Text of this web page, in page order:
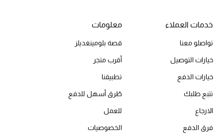
الموسم الجديد
تشكيلة الأحذية
الأحذية الرجالية
خدمات العملاء
تواصلو معنا
خيارات التوصيل
خيارات الدفع
تتبع طلبك
الارجاع
فرق الدفع
معلومات
قصة بلومينغديلز
أقرب متجر
تطبيقنا
طُرق أسهل للدفع
للعمل
الخصوصيات